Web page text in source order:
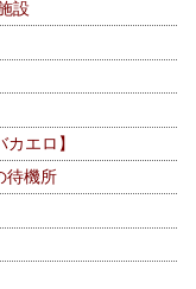
設
エロ】
待機所